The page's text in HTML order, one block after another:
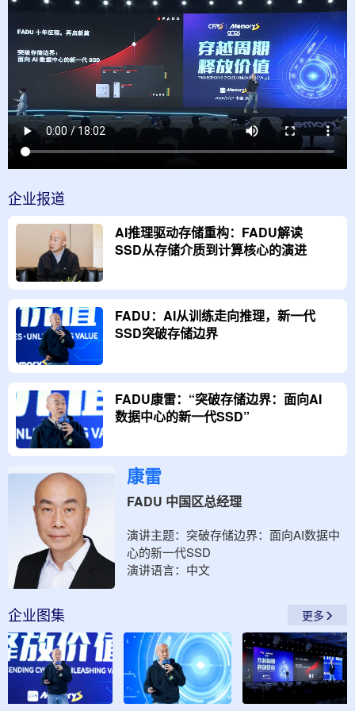
企业报道
AI推理驱动存储重构：FADU解读
SSD从存储介质到计算核心的演进
FADU：AI从训练走向推理，新一代
SSD突破存储边界
FADU康雷：“突破存储边界：面向AI
数据中心的新一代SSD”
康雷
FADU 中国区总经理
演讲主题： 突破存储边界：面向AI数据中
心的新一代SSD
演讲语言： 中文
企业图集 更多